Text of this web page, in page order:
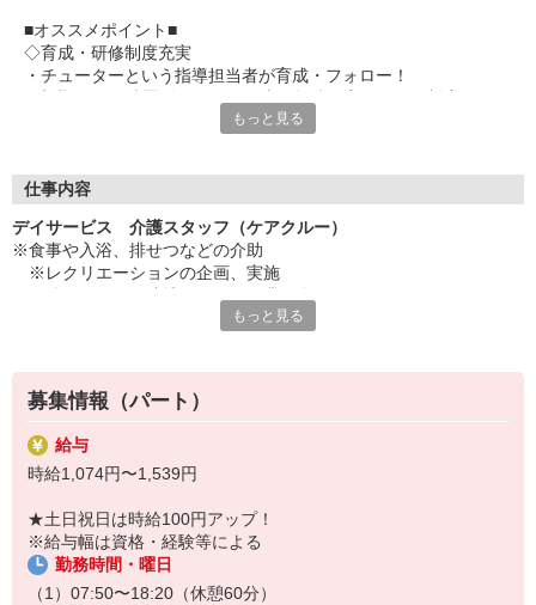
■オススメポイント■
◇育成・研修制度充実
・チューターという指導担当者が育成・フォロー！
・キャリアアップ支援制度を活用して働きながら資格取得が可能
・ツクイ独自の福祉厚生制度でプライベートも充実
・子育て支援の福利厚生制度あり！子育てと仕事の両立を応援◎
・スタッフ何でも相談窓口やライフキャリア相談など、各相談窓
口あり
◇頑張った分、スタッフに還元！
・パートは特別手当の支給あり
もっと見る
仕事内容
デイサービス 介護スタッフ（ケアクルー）
※食事や入浴、排せつなどの介助
※レクリエーションの企画、実施
★＼サービス・職種の魅力／
「今私たちに求められていることは何だろう」「どんな工夫をした
ら喜んでいただけるだろう」他職種で連携しながら創意工夫し支援
していきます。感謝の言葉を直接いただけたり、信頼関係を築いて
いくことができます。日勤中心で働け介護度も比較的高くないた
もっと見る
募集情報（パート）
給与
時給1,074円〜1,539円
★土日祝日は時給100円アップ！
※給与幅は資格・経験等による
勤務時間・曜日
（1）07:50〜18:20（休憩60分）